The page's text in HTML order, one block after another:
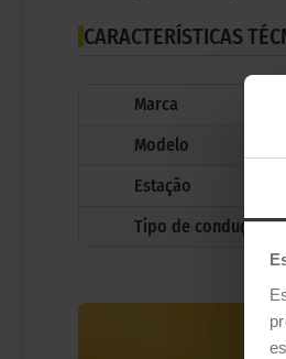
CARACTERÍSTICAS
Marca
Modelo
Estação
Tipo de condução